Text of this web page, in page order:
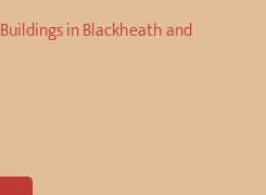
in Blackheath and